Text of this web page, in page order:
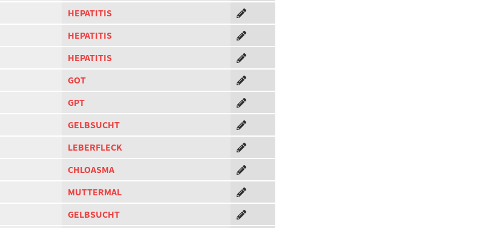
HEPATITIS
HEPATITIS
HEPATITIS
GOT
GPT
GELBSUCHT
LEBERFLECK
CHLOASMA
MUTTERMAL
GELBSUCHT